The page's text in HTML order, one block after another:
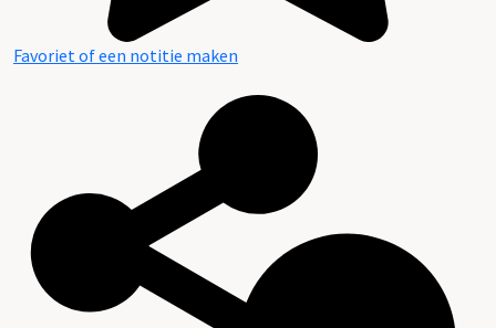
Favoriet of een notitie maken